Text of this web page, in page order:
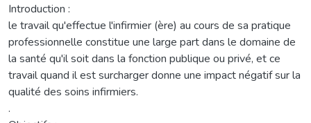
Introduction :
le travail qu'effectue l'infirmier (ère) au cours de sa pratique
professionnelle constitue une large part dans le domaine de
la santé qu'il soit dans la fonction publique ou privé, et ce
travail quand il est surcharger donne une impact négatif sur la
qualité des soins infirmiers.
.